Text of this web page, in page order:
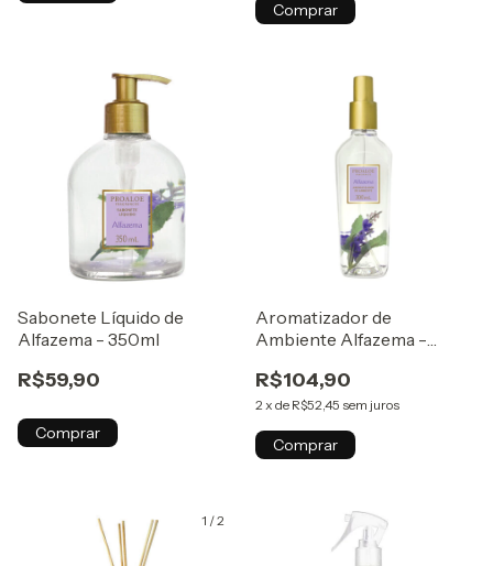
Comprar
Sabonete Líquido de
Alfazema - 350ml
R$59,90
Comprar
Aromatizador de
Ambiente Alfazema -
R$104,90
2 x de R$52,45 sem juros
Comprar
1 /2